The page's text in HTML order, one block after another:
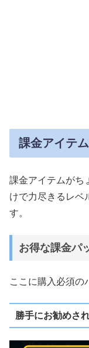
課金アイテ
課金アイテムがち
けで力尽きるレベ
す。
お得な課金パ
ここに購入必須の
勝手にお勧めさ